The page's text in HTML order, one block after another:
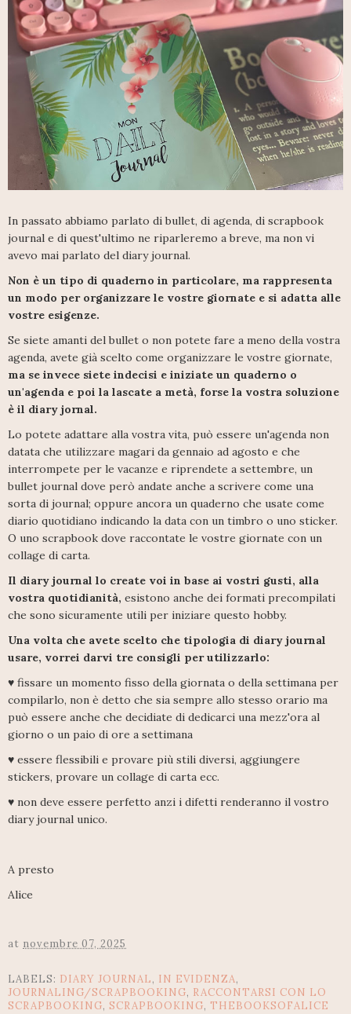
In passato abbiamo parlato di bullet, di agenda, di scrapbook
journal e di quest'ultimo ne riparleremo a breve, ma non vi
avevo mai parlato del diary journal.
Non è un tipo di quaderno in particolare, ma rappresenta
un modo per organizzare le vostre giornate e si adatta alle
vostre esigenze.
Se siete amanti del bullet o non potete fare a meno della vostra
agenda, avete già scelto come organizzare le vostre giornate,
ma se invece siete indecisi e iniziate un quaderno o
un'agenda e poi la lascate a metà, forse la vostra soluzione
è il diary jornal.
Lo potete adattare alla vostra vita, può essere un'agenda non
datata che utilizzare magari da gennaio ad agosto e che
interrompete per le vacanze e riprendete a settembre, un
bullet journal dove però andate anche a scrivere come una
sorta di journal; oppure ancora un quaderno che usate come
diario quotidiano indicando la data con un timbro o uno sticker.
O uno scrapbook dove raccontate le vostre giornate con un
collage di carta.
Il diary journal lo create voi in base ai vostri gusti, alla
vostra quotidianità, esistono anche dei formati precompilati
che sono sicuramente utili per iniziare questo hobby.
Una volta che avete scelto che tipologia di diary journal
usare, vorrei darvi tre consigli per utilizzarlo:
♥ fissare un momento fisso della giornata o della settimana per
compilarlo, non è detto che sia sempre allo stesso orario ma
può essere anche che decidiate di dedicarci una mezz'ora al
giorno o un paio di ore a settimana
♥ essere flessibili e provare più stili diversi, aggiungere
stickers, provare un collage di carta ecc.
♥ non deve essere perfetto anzi i difetti renderanno il vostro
diary journal unico.
A presto
Alice
at novembre 07, 2025
LABELS: DIARY JOURNAL, IN EVIDENZA,
JOURNALING/SCRAPBOOKING, RACCONTARSI CON LO
SCRAPBOOKING, SCRAPBOOKING, THEBOOKSOFALICE